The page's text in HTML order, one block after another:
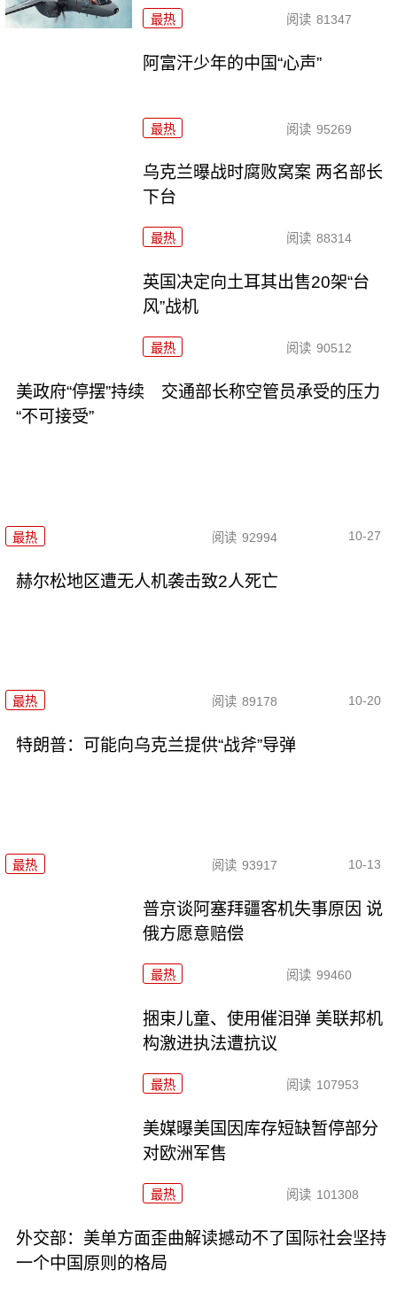
最热 阅读 81347
阿富汗少年的中国“心声”
最热 阅读 95269
乌克兰曝战时腐败窝案 两名部长
下台
最热 阅读 88314
英国决定向土耳其出售20架“台
风”战机
最热 阅读 90512
美政府“停摆”持续 交通部长称空管员承受的压力
“不可接受”
最热 阅读 92994 10-27
赫尔松地区遭无人机袭击致2人死亡
最热 阅读 89178 10-20
特朗普：可能向乌克兰提供“战斧”导弹
最热 阅读 93917 10-13
普京谈阿塞拜疆客机失事原因 说
俄方愿意赔偿
最热 阅读 99460
捆束儿童、使用催泪弹 美联邦机
构激进执法遭抗议
最热 阅读 107953
美媒曝美国因库存短缺暂停部分
对欧洲军售
最热 阅读 101308
外交部：美单方面歪曲解读撼动不了国际社会坚持
一个中国原则的格局